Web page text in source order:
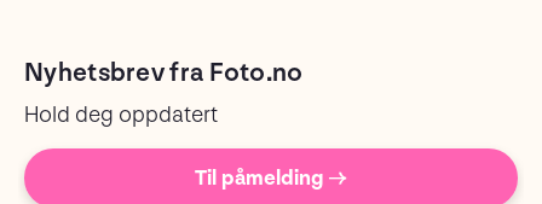
Nyhetsbrev fra Foto.no
Hold deg oppdatert
Til påmelding →